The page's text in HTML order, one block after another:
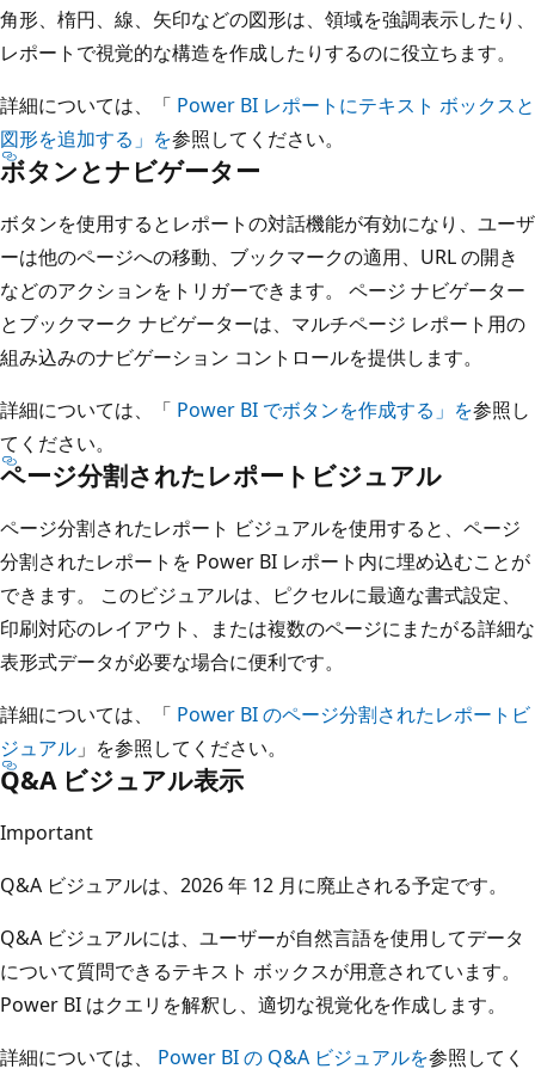
角形、楕円、線、矢印などの図形は、領域を強調表示したり、
レポートで視覚的な構造を作成したりするのに役立ちます。
詳細については、「 Power BI レポートにテキスト ボックスと
図形を追加する」を参照してください。
ボタンとナビゲーター
ボタンを使用するとレポートの対話機能が有効になり、ユーザ
ーは他のページへの移動、ブックマークの適用、URL の開き
などのアクションをトリガーできます。 ページ ナビゲーター
とブックマーク ナビゲーターは、マルチページ レポート用の
組み込みのナビゲーション コントロールを提供します。
詳細については、「 Power BI でボタンを作成する」を参照し
てください。
ページ分割されたレポートビジュアル
ページ分割されたレポート ビジュアルを使用すると、ページ
分割されたレポートを Power BI レポート内に埋め込むことが
できます。 このビジュアルは、ピクセルに最適な書式設定、
印刷対応のレイアウト、または複数のページにまたがる詳細な
表形式データが必要な場合に便利です。
詳細については、「 Power BI のページ分割されたレポートビ
ジュアル 」を参照してください。
Q&A ビジュアル表示
Important
Q&A ビジュアルは、2026 年 12 月に廃止される予定です。
Q&A ビジュアルには、ユーザーが自然言語を使用してデータ
について質問できるテキスト ボックスが用意されています。
Power BI はクエリを解釈し、適切な視覚化を作成します。
詳細については、 Power BI の Q&A ビジュアルを参照してく